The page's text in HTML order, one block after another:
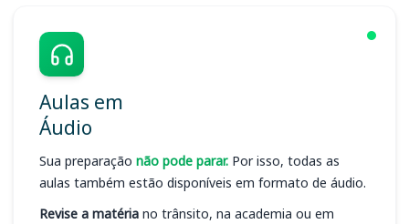
Aulas em
Áudio
Sua preparação não pode parar. Por isso, todas as
aulas também estão disponíveis em formato de áudio.
Revise a matéria no trânsito, na academia ou em